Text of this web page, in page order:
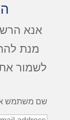
אנא
מנת
לשמור את
שם משתמש